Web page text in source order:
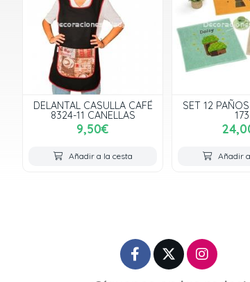
DELANTAL CASULLA CAFÉ
8324-11 CANELLAS
9,50€
Añadir a la cesta
SET 12
173
Añadir